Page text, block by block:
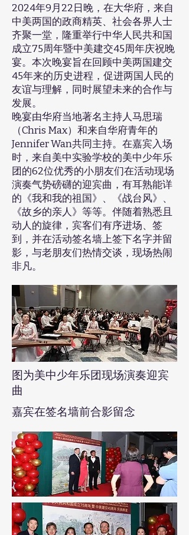
2024年9月22日晚，在大华府，来自
中美两国的政商精英、社会各界人士
齐聚一堂，隆重举行中华人民共和国
成立75周年暨中美建交45周年庆祝晚
宴。本次晚宴旨在回顾中美两国建交
45年来的历史进程，促进两国人民的
友谊与理解，同时展望未来的合作与
发展。
晚宴由华府当地著名主持人马思瑞
（Chris Max）和来自华府青年的
Jennifer Wan共同主持。在嘉宾入场
时，来自美中实验学校的美中少年乐
团的62位优秀的小朋友们在活动现场
演奏气势磅礴的迎宾曲，有耳熟能详
的《我和我的祖国》、《战台风》、
《故乡的亲人》等等。伴随着熟悉且
动人的旋律，宾客们有序进场、签
到，并在活动签名墙上签下名字并留
影，与老朋友们热情交谈，现场热闹
非凡。
图为美中少年乐团现场演奏迎宾
曲
嘉宾在签名墙前合影留念